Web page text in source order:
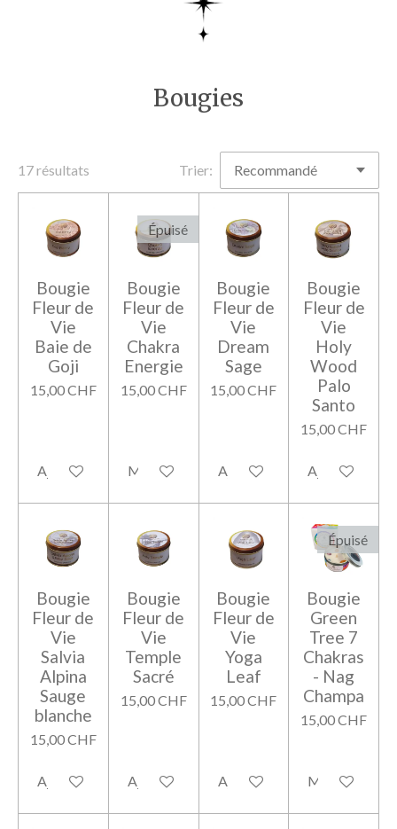
Bougies
17 résultats Trier:
Bougie
Fleur de
Vie
Baie de
Goji
15,00 CHF
Ajouter au panier
Épuisé
Bougie
Fleur de
Vie
Chakra
Energie
15,00 CHF
M'avertir si disponible
Bougie
Fleur de
Vie
Dream
Sage
15,00 CHF
Ajouter au panier
Bougie
Fleur de
Vie
Holy
Wood
Palo
Santo
15,00 CHF
Ajouter au
Bougie
Fleur de
Vie
Salvia
Alpina
Sauge
blanche
15,00 CHF
Ajouter au panier
Bougie
Fleur de
Vie
Temple
Sacré
15,00 CHF
Ajouter au panier
Bougie
Fleur de
Vie
Yoga
Leaf
15,00 CHF
Ajouter au panier
Épuisé
Bougie
Green
Tree 7
Chakras
- Nag
Champa
15,00 CHF
M'avertir si